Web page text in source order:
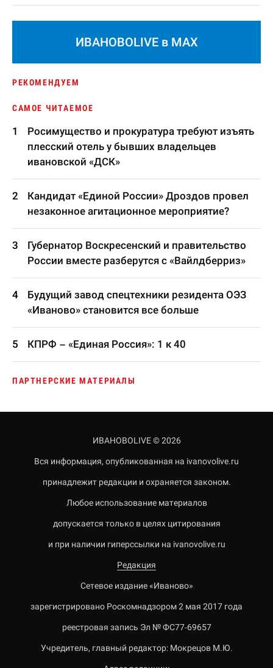
ИВАНОВОLIVE в MAX
РЕКОМЕНДУЕМ
САМОЕ ЧИТАЕМОЕ
Росимущество и прокуратура требуют изъять
плесский отель у бывших владельцев
ивановской «ДСК»
Кандидат «Единой России» Дроздов провел
незаконное агитационное мероприятие?
Губернатор Воскресенский и правительство
России вместе разберутся с «Вайлдберриз»
Будущий завод спецтехники резидента ОЭЗ
«Иваново» становится все больше
КПРФ – «Единая Россия»: 1 к 40
ПАРТНЕРСКИЕ МАТЕРИАЛЫ
ИВАНОВОLIVE © 2026
Вся информация, опубликованная на ivanovolive.ru
принадлежит редакции и охраняется законом.
Любое использование материалов
допускается только в целях цитирования
и при наличии гиперссылки на ivanovolive.ru
Редакция
Сетевое издание «Иваново»
зарегистрировано Роскомнадзором 2 мая 2017 года
реестровая запись Эл № ФС77-69657
Учредитель, главный редактор: Мокрецов М.Ю.